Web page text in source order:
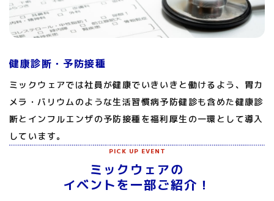
健康診断・予防接種
ミックウェアでは社員が健康でいきいきと働けるよう、胃カ
メラ・バリウムのような生活習慣病予防健診も含めた健康診
断とインフルエンザの予防接種を福利厚生の一環として導入
しています。
PICK UP EVENT
ミックウェアの
イベントを一部ご紹介！